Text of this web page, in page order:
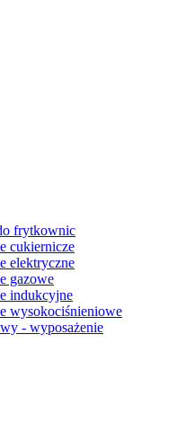
frytkownic
cukiernicze
elektryczne
gazowe
indukcyjne
wysokociśnieniowe